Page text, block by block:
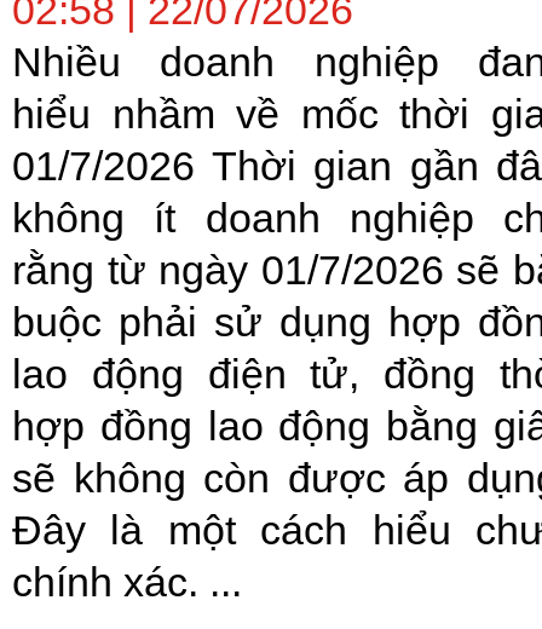
02:58 | 22/07/2026
Nhiều doanh nghiệp
hiểu nhầm về mốc thời
01/7/2026 Thời gian gần
không ít doanh nghiệp
rằng từ ngày 01/7/2026 sẽ
buộc phải sử dụng hợp
lao động điện tử, đồng
hợp đồng lao động bằng
sẽ không còn được áp
Đây là một cách hiểu
chính xác. ...